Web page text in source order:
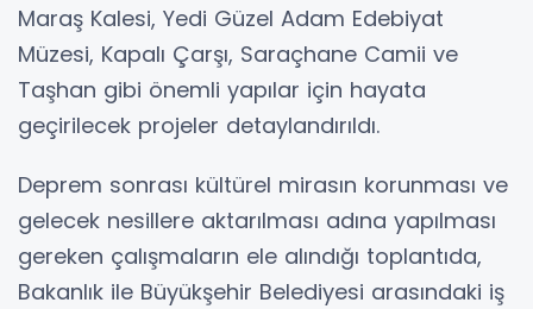
Maraş Kalesi, Yedi Güzel Adam Edebiyat
Müzesi, Kapalı Çarşı, Saraçhane Camii ve
Taşhan gibi önemli yapılar için hayata
geçirilecek projeler detaylandırıldı.
Deprem sonrası kültürel mirasın korunması ve
gelecek nesillere aktarılması adına yapılması
gereken çalışmaların ele alındığı toplantıda,
Bakanlık ile Büyükşehir Belediyesi arasındaki iş